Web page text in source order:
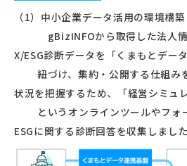
（1）中小企業データ活用の環境構築
gBizINFOから取得した法人情
X/ESG診断データを「くまもとデー
紐づけ、集約・公開する仕組み
状況を把握するため、「経営シミュ
というオンラインツールやフォ
ESGに関する診断回答を収集しました